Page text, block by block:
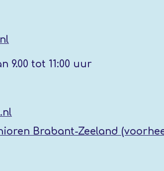
9.00 tot 11:00 uur
Brabant-Zeeland